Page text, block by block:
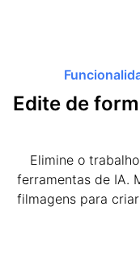
Edite de
Elimine o
ferramentas de IA.
filmagens para